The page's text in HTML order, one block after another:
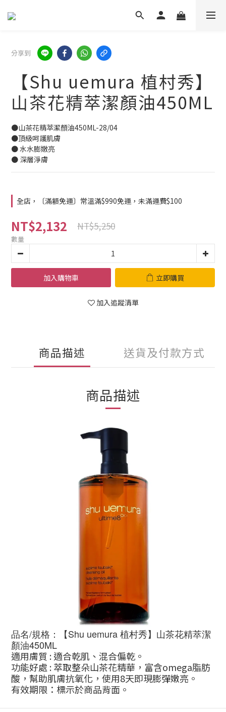
分享到
【Shu uemura 植村秀】
山茶花精萃潔顏油450ML
●山茶花精萃潔顏油450ML-28/04
●頂級呵護肌膚
● 水水膨嫩亮
● 深層淨膚
全店，〔滿額免運〕常溫滿$990免運，未滿運費$100
NT$2,132 NT$5,250
數量
加入購物車 立即購買
加入追蹤清單
商品描述 送貨及付款方式
商品描述
品名/規格：【Shu uemura 植村秀】山茶花精萃潔
顏油450ML
適用膚質 : 適合乾肌、混合偏乾 。
功能好處 : 萃取整朵山茶花精華，富含omega脂肪
酸， 幫助肌膚抗氧化，使用8天即現膨彈嫩亮。
有效期限：標示於商品背面 。